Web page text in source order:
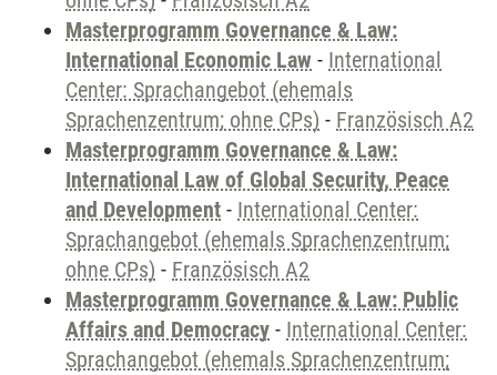
Masterprogramm Governance & Law:
International Economic Law - International
Center: Sprachangebot (ehemals
Sprachenzentrum; ohne CPs) - Französisch A2
Masterprogramm Governance & Law:
International Law of Global Security, Peace
and Development - International Center:
Sprachangebot (ehemals Sprachenzentrum;
ohne CPs) - Französisch A2
Masterprogramm Governance & Law: Public
Affairs and Democracy - International Center:
Sprachangebot (ehemals Sprachenzentrum;